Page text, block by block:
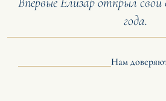
года.
Нам